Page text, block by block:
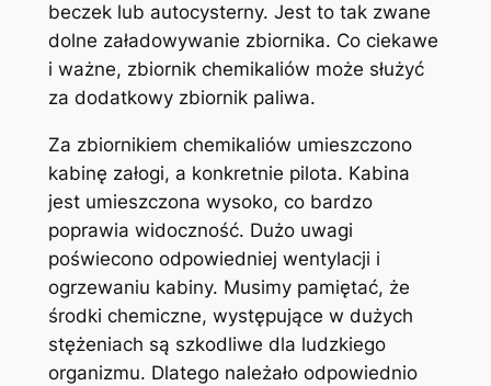
beczek lub autocysterny. Jest to tak zwane
dolne załadowywanie zbiornika. Co ciekawe
i ważne, zbiornik chemikaliów może służyć
za dodatkowy zbiornik paliwa.
Za zbiornikiem chemikaliów umieszczono
kabinę załogi, a konkretnie pilota. Kabina
jest umieszczona wysoko, co bardzo
poprawia widoczność. Dużo uwagi
poświecono odpowiedniej wentylacji i
ogrzewaniu kabiny. Musimy pamiętać, że
środki chemiczne, występujące w dużych
stężeniach są szkodliwe dla ludzkiego
organizmu. Dlatego należało odpowiednio